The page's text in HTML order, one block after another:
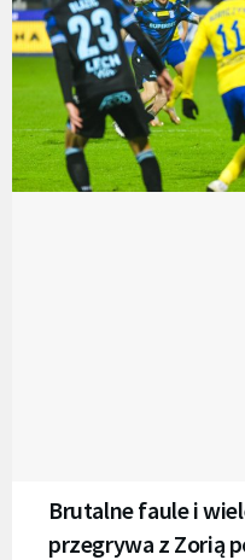
Brutalne faule i
przegrywa z Zorią